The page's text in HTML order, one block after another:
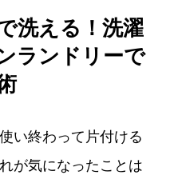
洗える！洗濯
ランドリーで
い終わって片付ける
が気になったことは